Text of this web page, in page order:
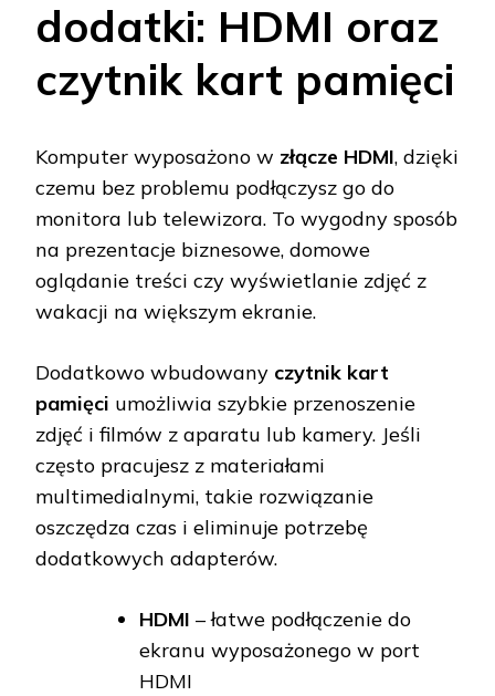
dodatki: HDMI oraz
czytnik kart pamięci
Komputer wyposażono w złącze HDMI, dzięki
czemu bez problemu podłączysz go do
monitora lub telewizora. To wygodny sposób
na prezentacje biznesowe, domowe
oglądanie treści czy wyświetlanie zdjęć z
wakacji na większym ekranie.
Dodatkowo wbudowany czytnik kart
pamięci umożliwia szybkie przenoszenie
zdjęć i filmów z aparatu lub kamery. Jeśli
często pracujesz z materiałami
multimedialnymi, takie rozwiązanie
oszczędza czas i eliminuje potrzebę
dodatkowych adapterów.
HDMI – łatwe podłączenie do
ekranu wyposażonego w port
HDMI